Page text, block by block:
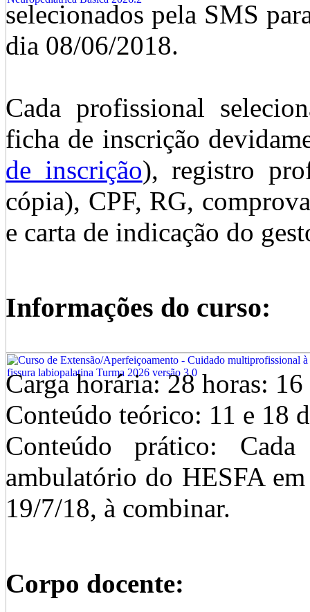
selecionados pela SMS
dia 08/06/2018.
Cada profissional
ficha de inscrição
de inscrição), registro
cópia), CPF, RG,
e carta de indicação do
Informações do curso:
Carga horária: 28 horas:
Conteúdo teórico: 11 e 18
Conteúdo prático:
ambulatório do HESFA
19/7/18, à combinar.
Corpo docente: